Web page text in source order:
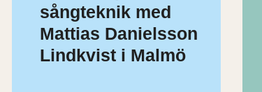
sångteknik med
Mattias Danielsson
Lindkvist i Malmö